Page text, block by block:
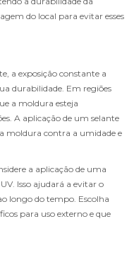
do local para evitar esses
a exposição constante a
durabilidade. Em regiões
a moldura esteja
A aplicação de um selante
moldura contra a umidade e
a aplicação de uma
Isso ajudará a evitar o
longo do tempo. Escolha
para uso externo e que